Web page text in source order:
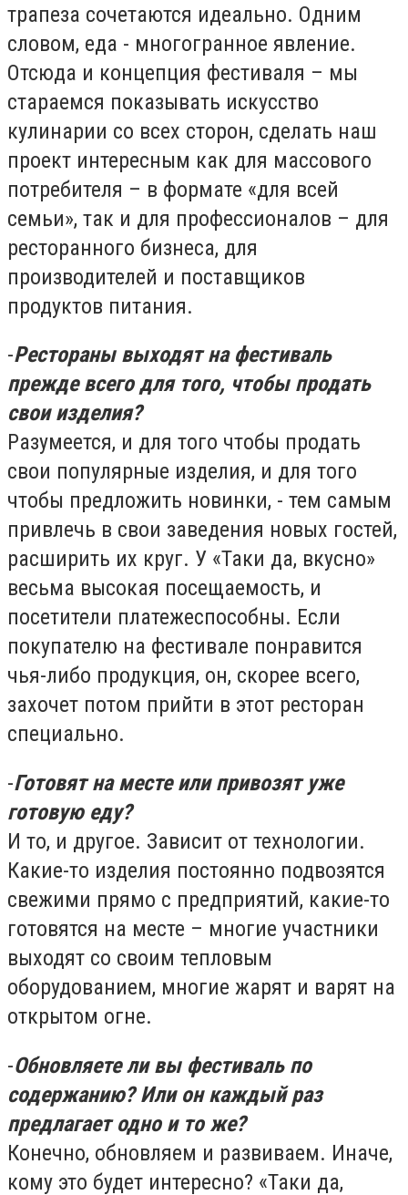
трапеза сочетаются идеально. Одним
словом, еда - многогранное явление.
Отсюда и концепция фестиваля – мы
стараемся показывать искусство
кулинарии со всех сторон, сделать наш
проект интересным как для массового
потребителя – в формате «для всей
семьи», так и для профессионалов – для
ресторанного бизнеса, для
производителей и поставщиков
продуктов питания.
-Рестораны выходят на фестиваль
прежде всего для того, чтобы продать
свои изделия?
Разумеется, и для того чтобы продать
свои популярные изделия, и для того
чтобы предложить новинки, - тем самым
привлечь в свои заведения новых гостей,
расширить их круг. У «Таки да, вкусно»
весьма высокая посещаемость, и
посетители платежеспособны. Если
покупателю на фестивале понравится
чья-либо продукция, он, скорее всего,
захочет потом прийти в этот ресторан
специально.
-Готовят на месте или привозят уже
готовую еду?
И то, и другое. Зависит от технологии.
Какие-то изделия постоянно подвозятся
свежими прямо с предприятий, какие-то
готовятся на месте – многие участники
выходят со своим тепловым
оборудованием, многие жарят и варят на
открытом огне.
-Обновляете ли вы фестиваль по
содержанию? Или он каждый раз
предлагает одно и то же?
Конечно, обновляем и развиваем. Иначе,
кому это будет интересно? «Таки да,